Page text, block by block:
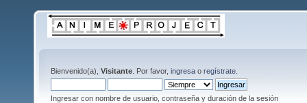
Bienvenido(a), Visitante . Por favor, ingresa o regístrate
Ingresar con nombre de usuario, contraseña y duración de la sesión